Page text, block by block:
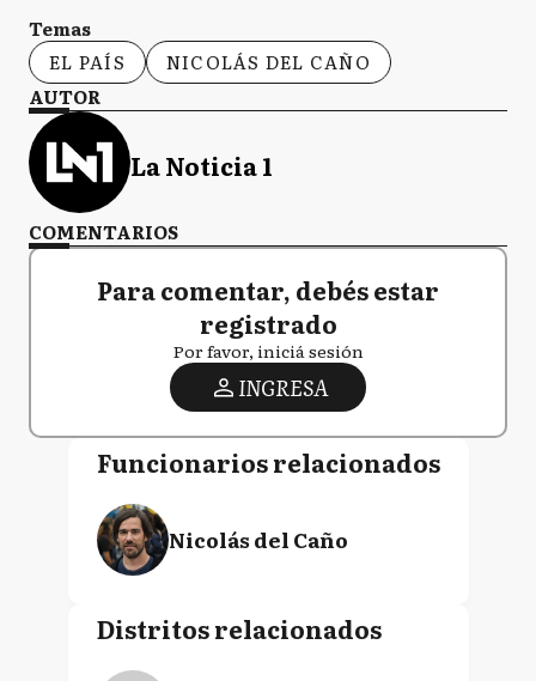
Temas
EL PAÍS
NICOLÁS DEL CAÑO
AUTOR
La Noticia 1
COMENTARIOS
Para comentar, debés estar
registrado
Por favor, iniciá sesión
INGRESA
Funcionarios relacionados
Nicolás del Caño
Distritos relacionados